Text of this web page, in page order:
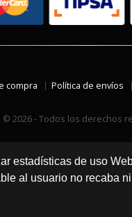
estadísticas de uso
al usuario no recaba
compra Política de envíos
© 2026 - Todos los derechos